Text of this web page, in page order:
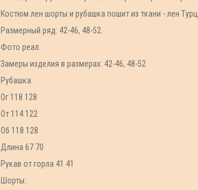
Костюм лен шорты и рубашка пошит из ткани - лен
Размерный ряд: 42-46, 48-52.
Фото реал.
Замеры изделия в размерах: 42-46, 48-52
Рубашка:
Ог 118 128
От 114 122
Об 118 128
Длина 67 70
Рукав от горла 41 41
Шорты: